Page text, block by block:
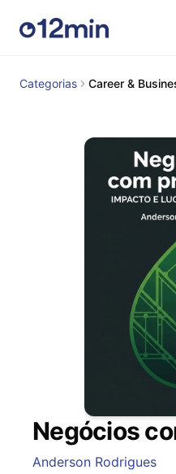
Categorias Career &
Negócios
Anderson Rodrigues